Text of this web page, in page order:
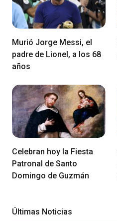
Murió Jorge Messi, el
padre de Lionel, a los 68
años
Celebran hoy la Fiesta
Patronal de Santo
Domingo de Guzmán
Últimas Noticias